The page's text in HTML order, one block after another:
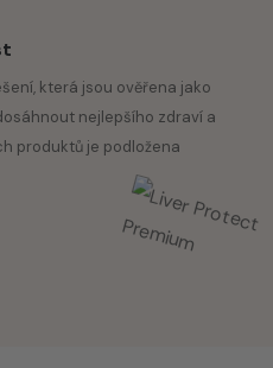
která jsou ověřena jako
nejlepšího zdraví a
produktů je podložena